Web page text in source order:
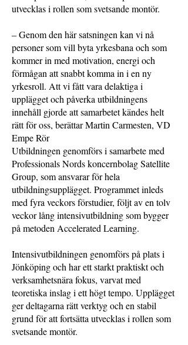
utvecklas i rollen som svetsande montör.
– Genom den här satsningen kan vi nå
personer som vill byta yrkesbana och som
kommer in med motivation, energi och
förmågan att snabbt komma in i en ny
yrkesroll. Att vi fått vara delaktiga i
upplägget och påverka utbildningens
innehåll gjorde att samarbetet kändes helt
rätt för oss, berättar Martin Carmesten, VD
Empe Rör
Utbildningen genomförs i samarbete med
Professionals Nords koncernbolag Satellite
Group, som ansvarar för hela
utbildningsupplägget. Programmet inleds
med fyra veckors förstudier, följt av en tolv
veckor lång intensivutbildning som bygger
på metoden Accelerated Learning.
Intensivutbildningen genomförs på plats i
Jönköping och har ett starkt praktiskt och
verksamhetsnära fokus, varvat med
teoretiska inslag i ett högt tempo. Upplägget
ger deltagarna rätt verktyg och en stabil
grund för att fortsätta utvecklas i rollen som
svetsande montör.